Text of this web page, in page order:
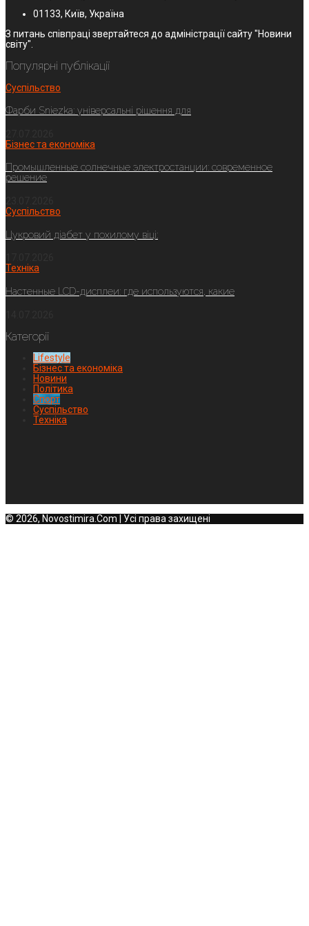
01133, Київ, Україна
З питань співпраці звертайтеся до адміністрації сайту "Новини
світу".
Популярні публікації
Суспільство
Фарби Sniezka: універсальні рішення для
Бізнес та економіка
Промышленные солнечные электростанции: современное
решение
Суспільство
Цукровий діабет у похилому віці:
Техніка
Настенные LCD-дисплеи: где используются, какие
Категорії
Lifestyle
Бізнес та економіка
Новини
Політика
Спорт
Суспільство
Техніка
© 2026, Novostimira.Com | Усі права захищені